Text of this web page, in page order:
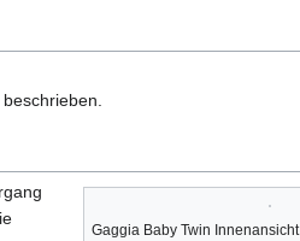
Gaggia Baby Twin Innenansicht